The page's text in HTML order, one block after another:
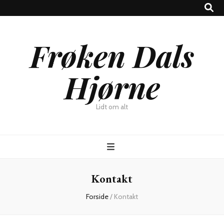
Frøken Dals
Hjørne
Lidt om alt
Kontakt
Forside/ Kontakt